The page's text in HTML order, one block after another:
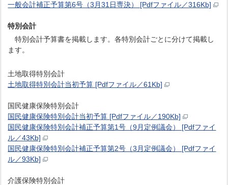
一般会計補正予算第6号（3月31日専決） [Pdfファイル／316Kb]
特別会計
特別会計予算書を掲載します。各特別会計ごとに分けて掲載し
ます。
土地取得特別会計
土地取得特別会計当初予算 [Pdfファイル／61Kb]
国民健康保険特別会計
国民健康保険特別会計当初予算 [Pdfファイル／190Kb]
国民健康保険特別会計補正予算第1号（9月定例議会） [Pdfファイ
ル／43Kb]
国民健康保険特別会計補正予算第2号（3月定例議会） [Pdfファイ
ル／93Kb]
介護保険特別会計